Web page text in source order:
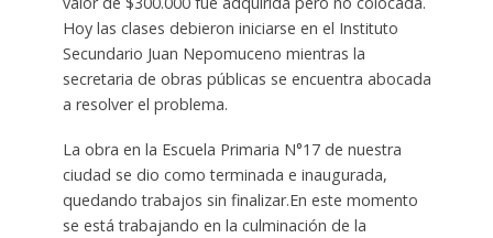
Hoy las clases debieron iniciarse en el Instituto
Secundario Juan Nepomuceno mientras la
secretaria de obras públicas se encuentra abocada
a resolver el problema.
La obra en la Escuela Primaria N°17 de nuestra
ciudad se dio como terminada e inaugurada,
quedando trabajos sin finalizar.En este momento
se está trabajando en la culminación de la